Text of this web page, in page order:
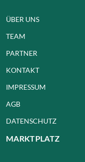
ÜBER UNS
TEAM
PARTNER
KONTAKT
IMPRESSUM
AGB
DATENSCHUTZ
MARKTPLATZ